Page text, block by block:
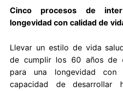
Cinco procesos de
longevidad con calidad de
Llevar un estilo de vida
de cumplir los 60 años de
para una longevidad
capacidad de desarrollar